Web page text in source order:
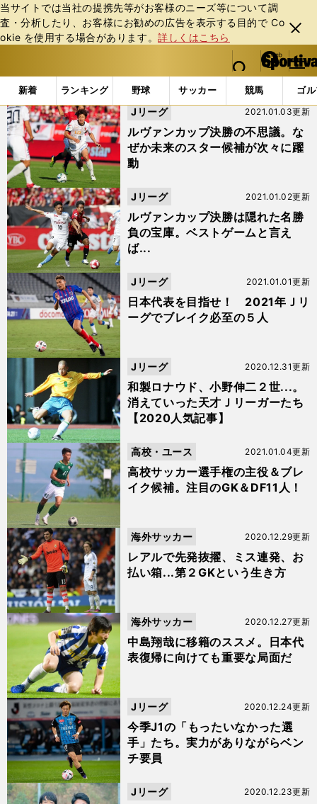
当サイトでは当社の提携先等がお客様のニーズ等について調
査・分析したり、お客様にお勧めの広告を表⽰する⽬的で Co
okie を使⽤する場合があります。詳しくはこちら
閉じ
る
web Sportiva (webスポルティーバ)
検索
マイペ
ー
ジ
メニュ
新着 ランキング 野球 サッカー 競馬 ゴ
b
ス
ポ
ル
テ
ィ
ー
バ
「FC東京」の検索結果 (27ページ目)
ルヴァンカップ決勝の不思議。な
ぜか未来のスター候補が次々に躍
動
2021.01.03更新
Jリーグ
ルヴァンカップ決勝は隠れた名勝
負の宝庫。ベストゲームと言え
ば...
2021.01.02更新
Jリーグ
日本代表を目指せ！ 2021年Ｊリ
ーグでブレイク必至の５人
2021.01.01更新
Jリーグ
和製ロナウド、小野伸二２世...。
消えていった天才Ｊリーガーたち
【2020人気記事】
2020.12.31更新
Jリーグ
高校サッカー選手権の主役＆ブレ
イク候補。注目のGK＆DF11人！
2021.01.04更新
高校・ユース
レアルで先発抜擢、ミス連発、お
払い箱...第２GKという生き方
2020.12.29更新
海外サッカー
中島翔哉に移籍のススメ。日本代
表復帰に向けても重要な局面だ
2020.12.27更新
海外サッカー
今季J1の「もったいなかった選
手」たち。実力がありながらベン
チ要員
2020.12.24更新
Jリーグ
2020.12.23更新
Jリーグ